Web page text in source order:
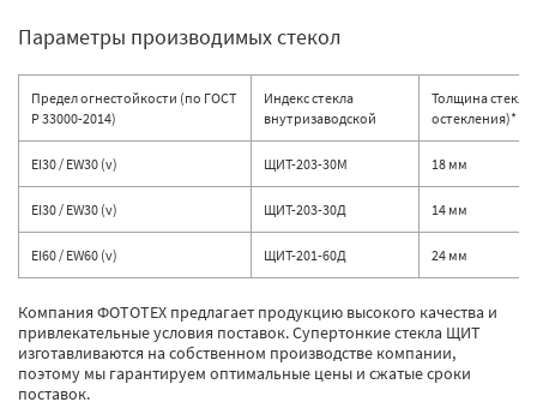
Параметры производимых стекол
Предел огнестойкости (по ГОСТ
Р 33000-2014)
Индекс стекла
внутризаводской
Толщина стекла
остекления)*
EI30 / EW30 (v) ЩИТ-203-30М 18 мм
EI30 / EW30 (v) ЩИТ-203-30Д 14 мм
EI60 / EW60 (v) ЩИТ-201-60Д 24 мм
Компания ФОТОТЕХ предлагает продукцию высокого качества и
привлекательные условия поставок. Супертонкие стекла ЩИТ
изготавливаются на собственном производстве компании,
поэтому мы гарантируем оптимальные цены и сжатые сроки
поставок.